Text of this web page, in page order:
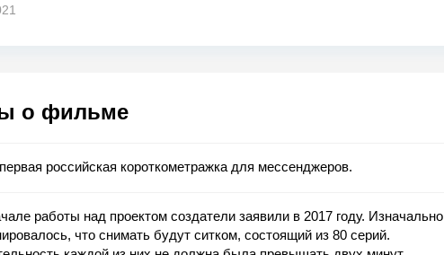
о фильме
российская короткометражка для мессенджеров.
работы над проектом создатели заявили в 2017 году. Изначально
что снимать будут ситком, состоящий из 80 серий.